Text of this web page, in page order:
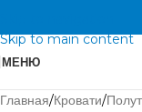
Skip to main content
МЕНЮ
Главная/Кровати/